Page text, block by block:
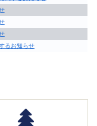
るお知らせ